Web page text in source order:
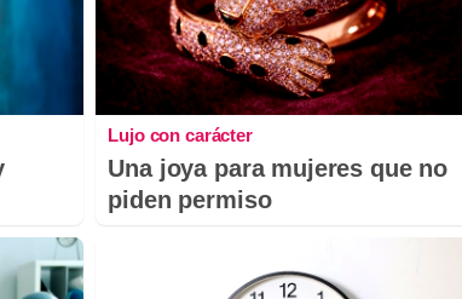
Lujo con carácter
Una joya para mujeres que no
piden permiso